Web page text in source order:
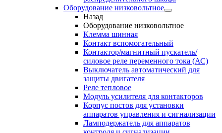
Оборудование низковольтное
Назад
Оборудование низковольтное
Клемма шинная
Контакт вспомогательный
Контактор/магнитный пускатель/
силовое реле переменного тока (АС)
Выключатель автоматический для
защиты двигателя
Реле тепловое
Модуль усилителя для контакторов
Корпус постов для установки
аппаратов управления и сигнализации
Ламподержатель для аппаратов